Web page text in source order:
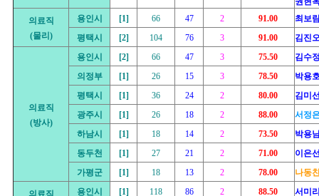
의료직
(물리)
용인시 [1] 66 47 2 91.00
최보
평택시
[2] 104 76 3 91.00 김진
의료직
(방사)
용인시 [2] 66 47 3 75.50
김수
의정부
[1] 26 15 3 78.50
박용
평택시
[1] 36 24 2 80.00
김미
광주시
[1] 26 18 2 88.00
서정
하남시
[1] 18 14 2 73.50
박용
동두천
[1] 27 21 2 71.00
이은
가평군
[1] 18 13 2 78.00 나동
의료직
용인시 [1] 118 86 2 88.50
서미